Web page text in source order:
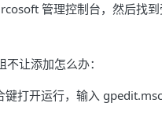
管理控制台，然后找
让添加怎么办：
打开运行，输入